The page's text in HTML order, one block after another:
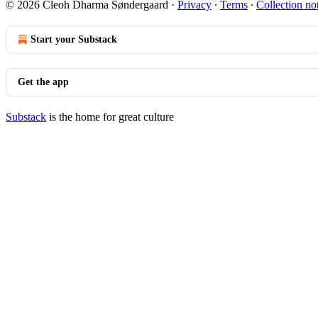
© 2026 Cleoh Dharma Søndergaard · Privacy ∙ Terms ∙ Collection
Start your Substack
Get the app
Substack is the home for great culture